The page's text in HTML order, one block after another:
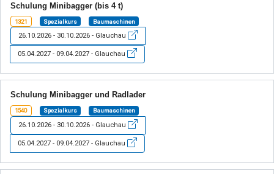
Schulung Minibagger (bis 4 t)
1321 Spezialkurs Baumaschinen
26.10.2026 - 30.10.2026 - Glauchau
05.04.2027 - 09.04.2027 - Glauchau
Schulung Minibagger und Radlader
1540 Spezialkurs Baumaschinen
26.10.2026 - 30.10.2026 - Glauchau
05.04.2027 - 09.04.2027 - Glauchau